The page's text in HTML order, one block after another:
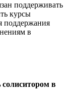
поддерживать
курсы
поддержания
в
в